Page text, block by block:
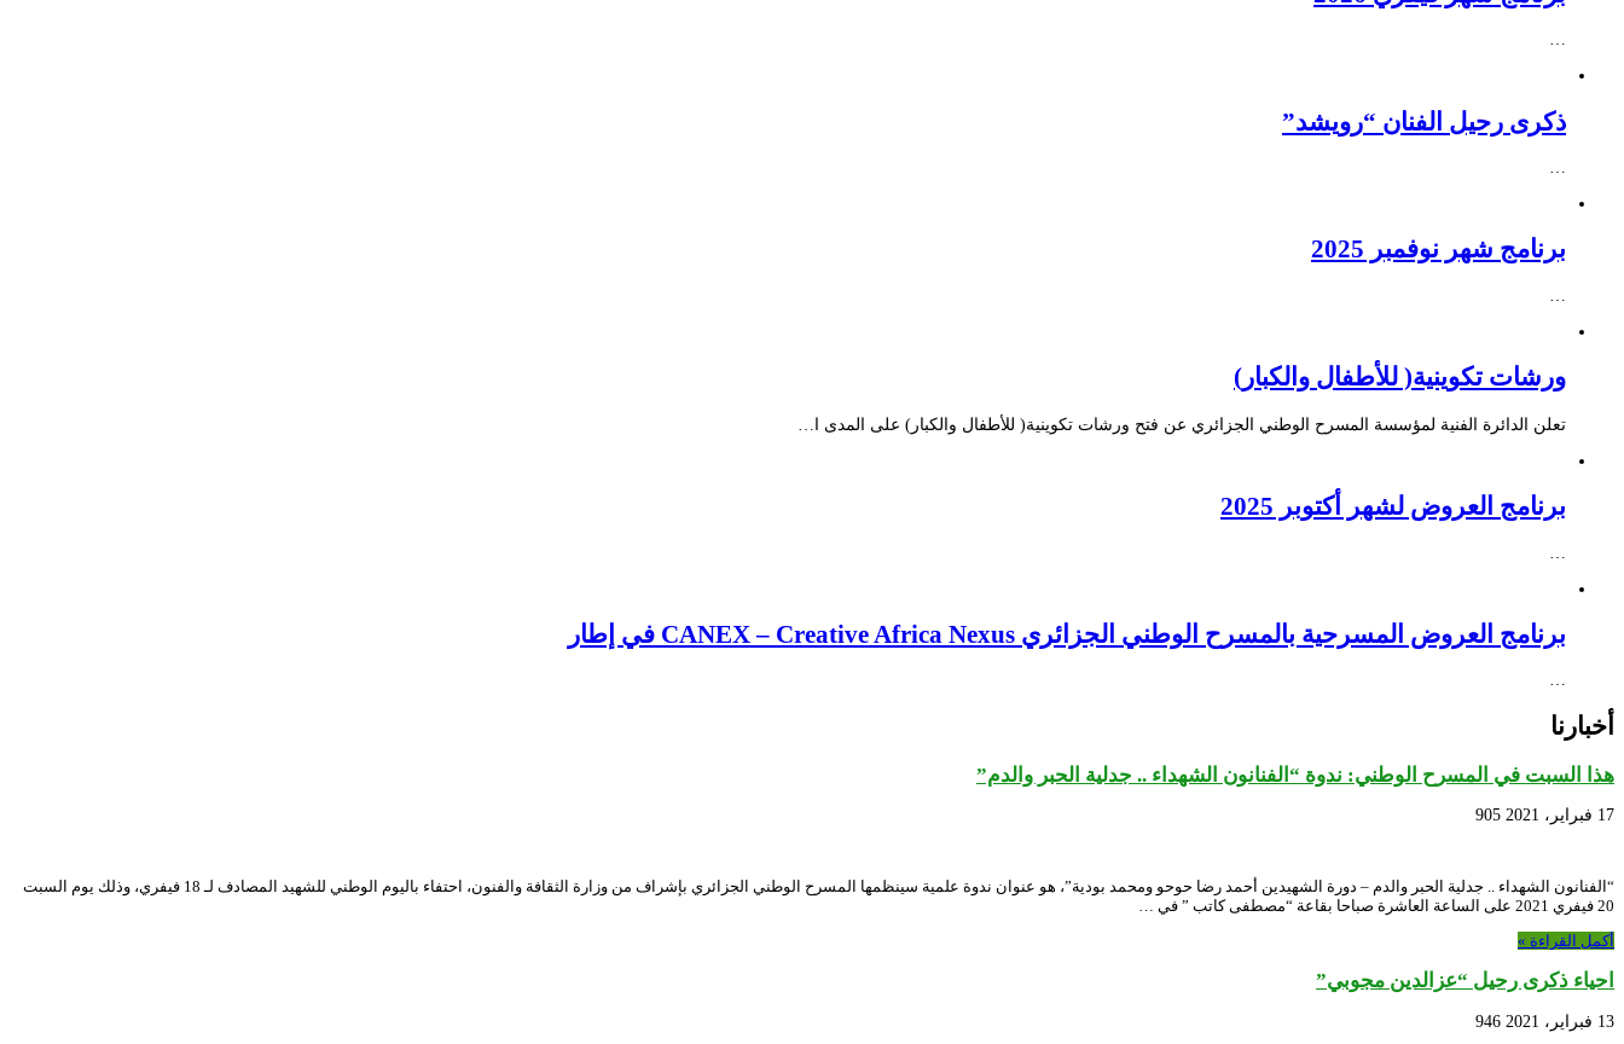
…
ذكرى رحيل الفنان “رويشد”
…
برنامج شهر نوفمبر 2025
ورشات تكوينية( للأطفال والكبار)
تعلن الدائرة الفنية لمؤسسة المسرح الوطني الجزائري عن فتح ورشات تكوينية( للأطفال والكبار) على المدى ا…
برنامج العروض لشهر أكتوبر 2025
برنامج العروض المسرحية بالمسرح الوطني الجزائري CANEX – Creative Africa Nexus في إطار
…
أخبارنا
هذا السبت في المسرح الوطني: ندوة “الفنانون الشهداء .. جدلية الحبر والدم”
17 فبراير، 2021 905
“الفنانون الشهداء .. جدلية الحبر والدم – دورة الشهيدين أحمد رضا حوحو ومحمد بودية”، هو عنوان ندوة علمية سينظمها المسرح الوطني الجزائري بإشراف من وزارة الثقافة والفنون، احتفاء باليوم الوطني للشهيد المصادف لـ 18 فيفري، وذلك يوم السبت
20 فيفري 2021 على الساعة العاشرة صباحا بقاعة “مصطفى كاتب ” في …
أكمل القراءة »
احياء ذكرى رحيل “عزالدين مجوبي”
13 فبراير، 2021 946